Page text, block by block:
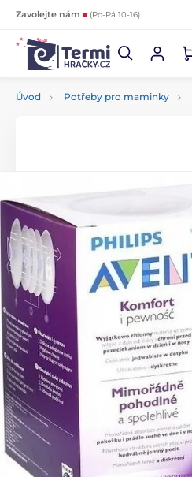
Zavolejte nám (Po-Pá 10-16)
Úvod Potřeby pro maminky